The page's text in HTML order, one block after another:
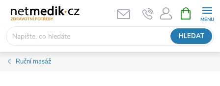
obsah
HLEDAT
NÁKUPNÍ
KOŠÍK
Ruční masáž